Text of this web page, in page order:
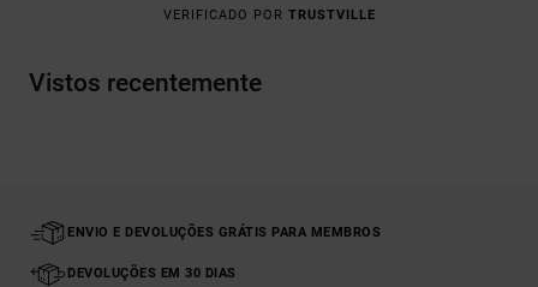
VERIFICADO POR TRUSTVILLE
Vistos recentemente
ENVIO E DEVOLUÇÕES GRÁTIS PARA MEMBROS
DEVOLUÇÕES EM 30 DIAS